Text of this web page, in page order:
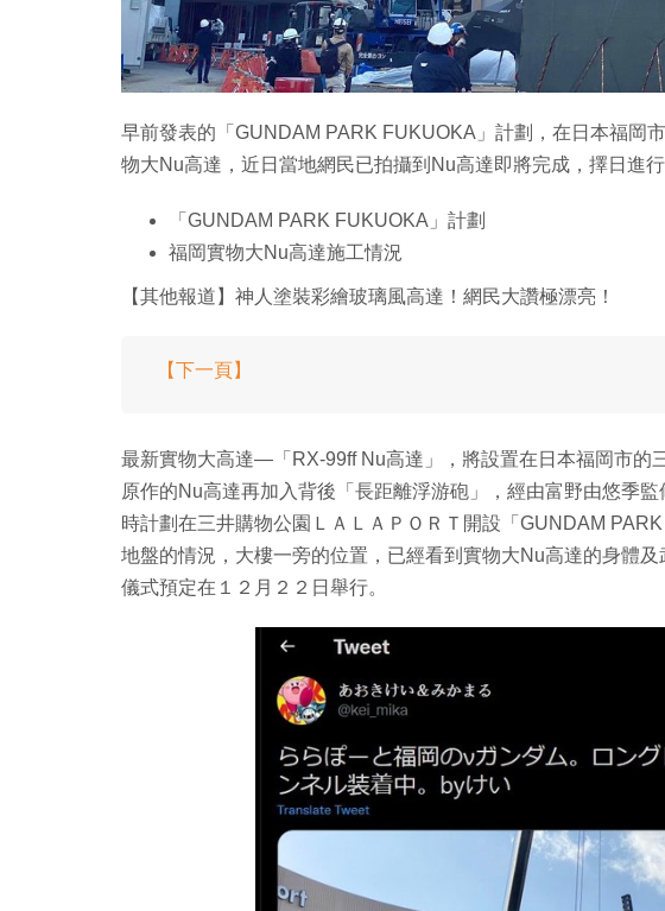
早前發表的「GUNDAM PARK FUKUOKA」計劃，在日本福岡
物大Nu高達，近日當地網民已拍攝到Nu高達即將完成，擇日進行
「GUNDAM PARK FUKUOKA」計劃
福岡實物大Nu高達施工情況
【其他報道】神人塗裝彩繪玻璃風高達！網民大讚極漂亮！
【下一頁】
最新實物大高達—「RX-99ff Nu高達」，將設置在日本福岡市的
原作的Nu高達再加入背後「長距離浮游砲」，經由富野由悠季
時計劃在三井購物公園ＬＡＬＡＰＯＲＴ開設「GUNDAM
地盤的情況，大樓一旁的位置，已經看到實物大Nu高達的身體
儀式預定在１２月２２日舉行。